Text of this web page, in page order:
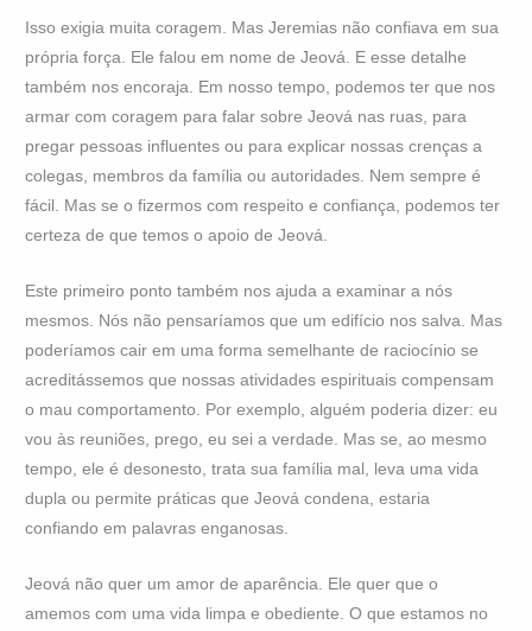
Isso exigia muita coragem. Mas Jeremias não confiava em sua
própria força. Ele falou em nome de Jeová. E esse detalhe
também nos encoraja. Em nosso tempo, podemos ter que nos
armar com coragem para falar sobre Jeová nas ruas, para
pregar pessoas influentes ou para explicar nossas crenças a
colegas, membros da família ou autoridades. Nem sempre é
fácil. Mas se o fizermos com respeito e confiança, podemos ter
certeza de que temos o apoio de Jeová.
Este primeiro ponto também nos ajuda a examinar a nós
mesmos. Nós não pensaríamos que um edifício nos salva. Mas
poderíamos cair em uma forma semelhante de raciocínio se
acreditássemos que nossas atividades espirituais compensam
o mau comportamento. Por exemplo, alguém poderia dizer: eu
vou às reuniões, prego, eu sei a verdade. Mas se, ao mesmo
tempo, ele é desonesto, trata sua família mal, leva uma vida
dupla ou permite práticas que Jeová condena, estaria
confiando em palavras enganosas.
Jeová não quer um amor de aparência. Ele quer que o
amemos com uma vida limpa e obediente. O que estamos no